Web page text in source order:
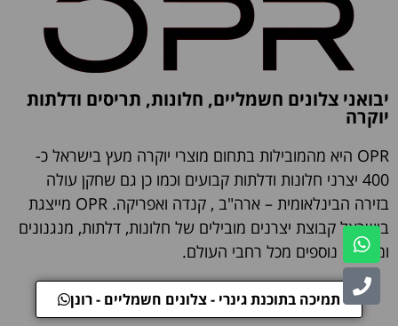
יבואני צלונים חשמליים, חלונות, תריסים ודלתות
יוקרה
OPR היא מהמובילות בתחום מוצרי יוקרה מעץ בישראל כ-
400 יצרני חלונות ודלתות קבועים וכמו כן גם שחקן עולה
בזירה הבינלאומית – ארה"ב , קנדה ואפריקה. OPR מייצגת
בישראל קבוצת יצרנים מובילים של חלונות, דלתות, מנגנונים
ומוצרים נוספים מכל רחבי העולם.
תמיכה בתוכנת גינרי - צלונים חשמליים - רונן